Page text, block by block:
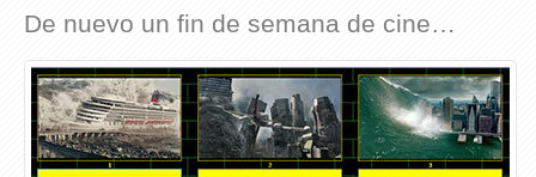
De nuevo un fin de semana de cine…